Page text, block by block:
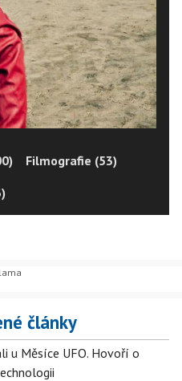
Filmografie (53)
články
u Měsíce UFO. Hovoří o